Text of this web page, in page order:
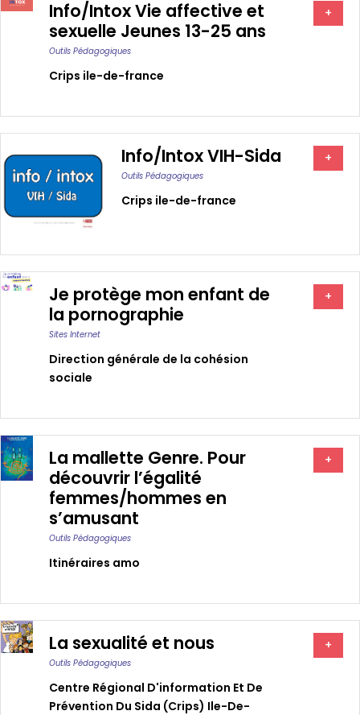
Info/Intox Vie affective et
sexuelle Jeunes 13-25 ans
Outils Pédagogiques
Crips ile-de-france
+
Info/Intox VIH-Sida
Outils Pédagogiques
Crips ile-de-france
+
Je protège mon enfant de
la pornographie
Sites Internet
Direction générale de la cohésion
sociale
+
La mallette Genre. Pour
découvrir l’égalité
femmes/hommes en
s’amusant
Outils Pédagogiques
Itinéraires amo
+
La sexualité et nous
Outils Pédagogiques
Centre Régional D'information Et De
Prévention Du Sida (crips) Ile-De-
+